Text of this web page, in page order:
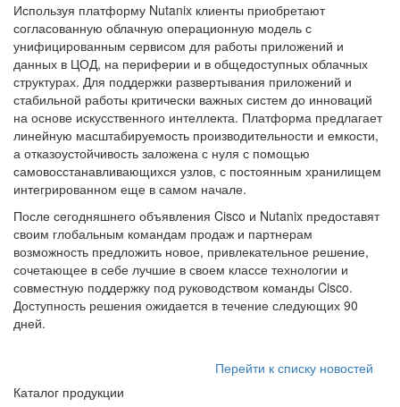
Используя платформу Nutanix клиенты приобретают
согласованную облачную операционную модель с
унифицированным сервисом для работы приложений и
данных в ЦОД, на периферии и в общедоступных облачных
структурах. Для поддержки развертывания приложений и
стабильной работы критически важных систем до инноваций
на основе искусственного интеллекта. Платформа предлагает
линейную масштабируемость производительности и емкости,
а отказоустойчивость заложена с нуля с помощью
самовосстанавливающихся узлов, с постоянным хранилищем
интегрированном еще в самом начале.
После сегодняшнего объявления Cisco и Nutanix предоставят
своим глобальным командам продаж и партнерам
возможность предложить новое, привлекательное решение,
сочетающее в себе лучшие в своем классе технологии и
совместную поддержку под руководством команды Cisco.
Доступность решения ожидается в течение следующих 90
дней.
Перейти к списку новостей
Каталог продукции